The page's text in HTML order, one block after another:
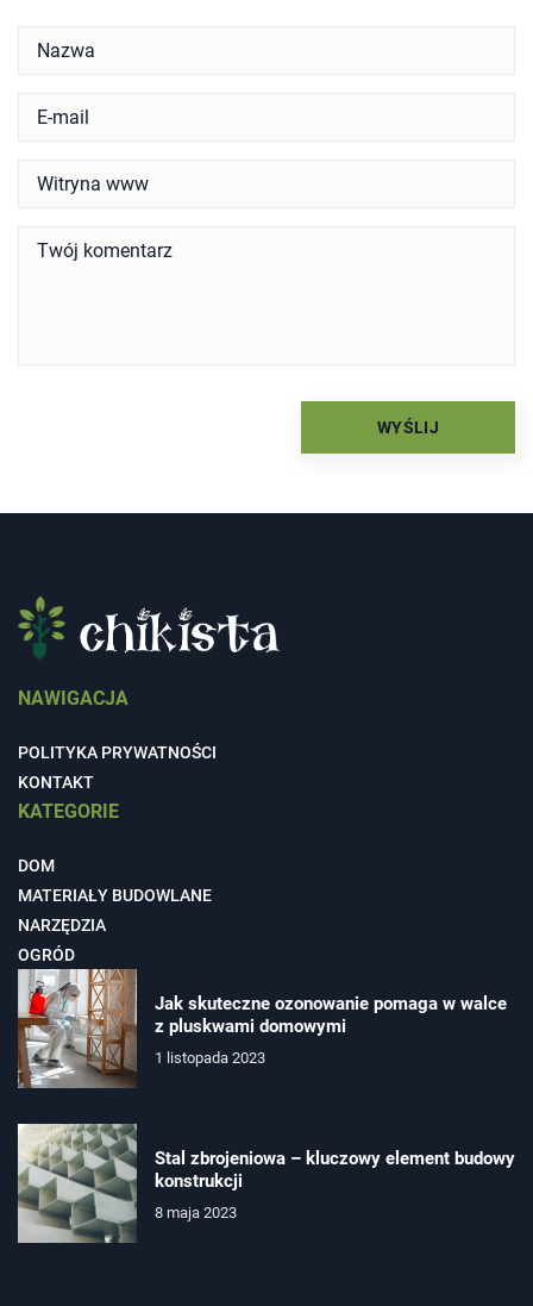
NAWIGACJA
POLITYKA PRYWATNOŚCI
KONTAKT
KATEGORIE
DOM
MATERIAŁY BUDOWLANE
NARZĘDZIA
OGRÓD
Jak skuteczne ozonowanie pomaga w walce
z pluskwami domowymi
1 listopada 2023
Stal zbrojeniowa – kluczowy element budowy
konstrukcji
8 maja 2023